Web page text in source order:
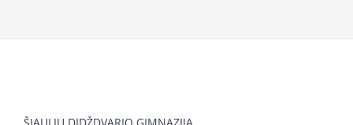
ŠIAULIŲ DIDŽDVARIO GIMNAZIJA